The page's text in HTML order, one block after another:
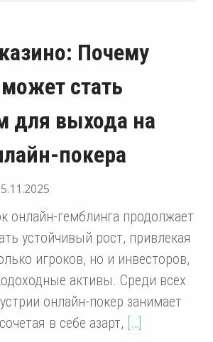
Почему
стать
для выхода на
покера
онлайн-гемблинга продолжает
устойчивый рост, привлекая
игроков, но и инвесторов,
активы. Среди всех
онлайн-покер занимает
в себе азарт, […]